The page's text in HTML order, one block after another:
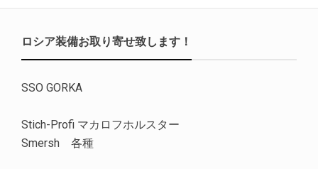
ロシア装備お取り寄せ致します！
SSO GORKA
Stich-Profi マカロフホルスター
Smersh 各種